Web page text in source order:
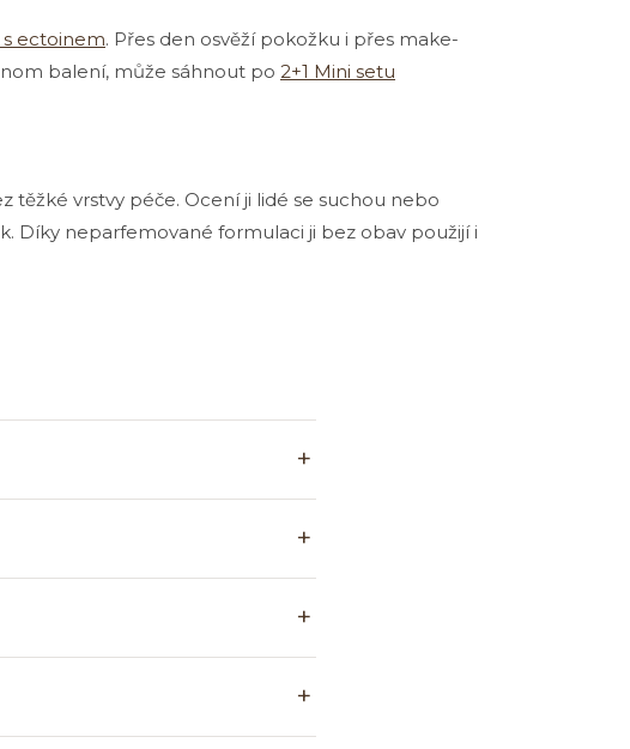
ectoinem. Přes den osvěží pokožku i přes make-
balení, může sáhnout po 2+1 Mini setu
vrstvy péče. Ocení ji lidé se suchou nebo
Díky neparfemované formulaci ji bez obav použijí i